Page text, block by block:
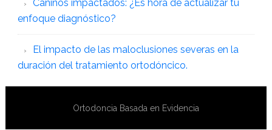
Caninos impactados: ¿Es hora de actualizar tu
enfoque diagnóstico?
El impacto de las maloclusiones severas en la
duración del tratamiento ortodóncico.
Ortodoncia Basada en Evidencia